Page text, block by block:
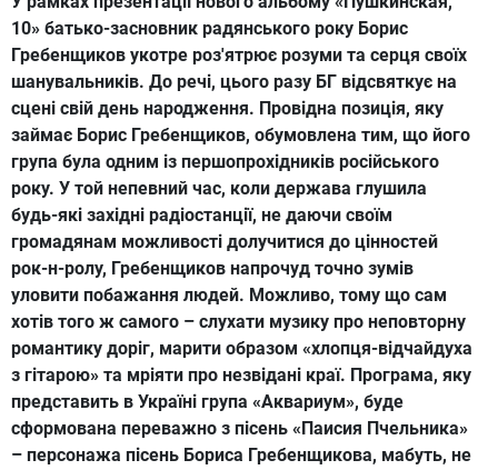
10» батько-засновник радянського року Борис
Гребенщиков укотре роз'ятрює розуми та серця своїх
шанувальників. До речі, цього разу БГ відсвяткує на
сцені свій день народження. Провідна позиція, яку
займає Борис Гребенщиков, обумовлена тим, що його
група була одним із першопрохідників російського
року. У той непевний час, коли держава глушила
будь-які західні радіостанції, не даючи своїм
громадянам можливості долучитися до цінностей
рок-н-ролу, Гребенщиков напрочуд точно зумів
уловити побажання людей. Можливо, тому що сам
хотів того ж самого – слухати музику про неповторну
романтику доріг, марити образом «хлопця-відчайдуха
з гітарою» та мріяти про незвідані краї. Програма, яку
представить в Україні група «Аквариум», буде
сформована переважно з пісень «Паисия Пчельника»
– персонажа пісень Бориса Гребенщикова, мабуть, не